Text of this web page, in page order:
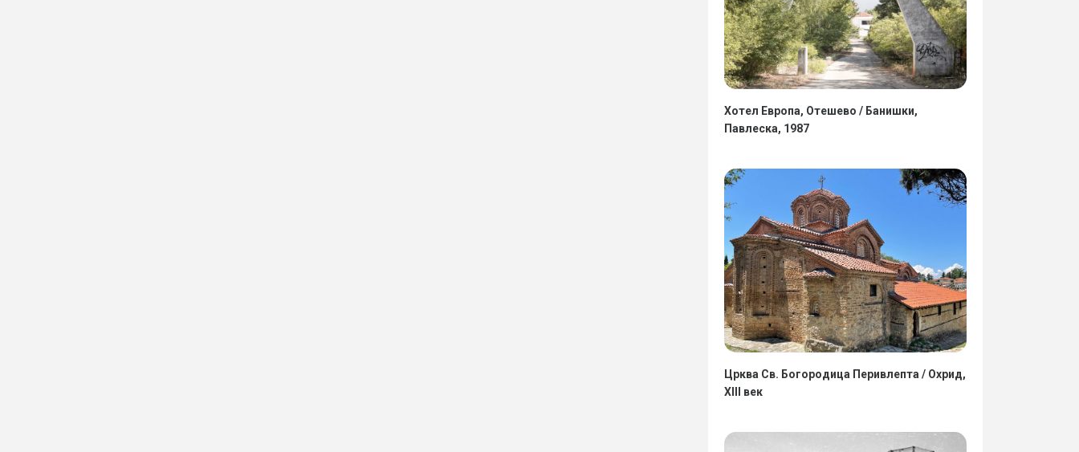
Хотел Европа, Отешево / Банишки,
Павлеска, 1987
Црква Св. Богородица Перивлепта / Охрид,
XIII век